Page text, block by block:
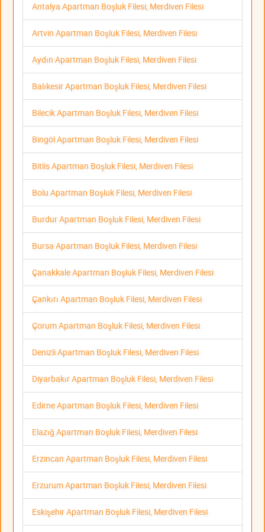
Antalya Apartman Boşluk Filesi, Merdiven Filesi
Artvin Apartman Boşluk Filesi, Merdiven Filesi
Aydın Apartman Boşluk Filesi, Merdiven Filesi
Balıkesir Apartman Boşluk Filesi, Merdiven Filesi
Bilecik Apartman Boşluk Filesi, Merdiven Filesi
Bingöl Apartman Boşluk Filesi, Merdiven Filesi
Bitlis Apartman Boşluk Filesi, Merdiven Filesi
Bolu Apartman Boşluk Filesi, Merdiven Filesi
Burdur Apartman Boşluk Filesi, Merdiven Filesi
Bursa Apartman Boşluk Filesi, Merdiven Filesi
Çanakkale Apartman Boşluk Filesi, Merdiven Filesi
Çankırı Apartman Boşluk Filesi, Merdiven Filesi
Çorum Apartman Boşluk Filesi, Merdiven Filesi
Denizli Apartman Boşluk Filesi, Merdiven Filesi
Diyarbakır Apartman Boşluk Filesi, Merdiven Filesi
Edirne Apartman Boşluk Filesi, Merdiven Filesi
Elazığ Apartman Boşluk Filesi, Merdiven Filesi
Erzincan Apartman Boşluk Filesi, Merdiven Filesi
Erzurum Apartman Boşluk Filesi, Merdiven Filesi
Eskişehir Apartman Boşluk Filesi, Merdiven Filesi